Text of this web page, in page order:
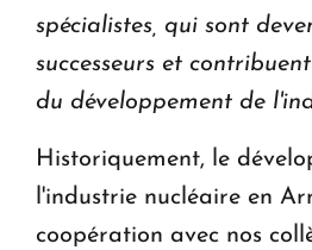
spécialistes, qui sont
successeurs et
du développement de
Historiquement, le
l'industrie nucléaire en
coopération avec nos